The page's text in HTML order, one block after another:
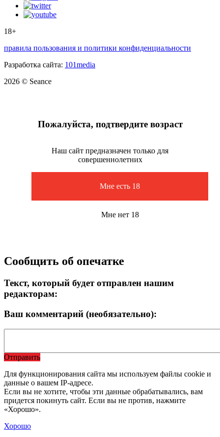
18+
правила пользования и политики конфиденциальности
Разработка сайта: 101media
2026 © Seance
Пожалуйста, подтвердите возраст
Наш сайт предназначен только для
совершеннолетних
Мне есть 18
Мне нет 18
Сообщить об опечатке
Текст, который будет отправлен нашим
редакторам:
Ваш комментарий (необязательно):
Отправить
Для функционирования сайта мы используем файлы cookie и
данные о вашем IP-адресе.
Если вы не хотите, чтобы эти данные обрабатывались, вам
придется покинуть сайт. Если вы не против, нажмите
«Хорошо».
Хорошо